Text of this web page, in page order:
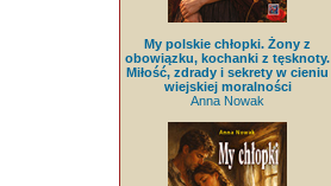
My polskie chłopki. Żony z
obowiązku, kochanki z tęsknoty.
Miłość, zdrady i sekrety w cieniu
wiejskiej moralności
Anna Nowak